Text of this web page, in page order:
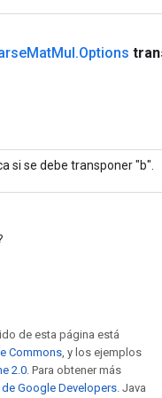
MatMul.Options
si se debe transponer "b".
de esta página está
Commons, y los ejemplos
2.0. Para obtener más
Google Developers. Java